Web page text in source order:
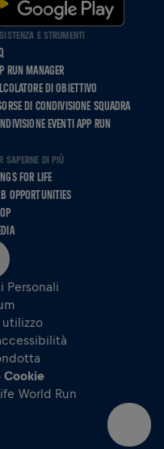
E STRUMENTI
RUN MANAGER
DI OBIETTIVO
DI CONDIVISIONE SQUADRA
EVENTI APP RUN
SAPERNE DI PIÙ
FOR LIFE
OPPORTUNITIES
Personali
Cookie
World Run